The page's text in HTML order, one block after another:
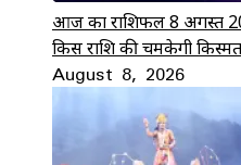
आज का राशिफल 8 अगस्त
किस राशि की चमकेगी किस्मत
August 8, 2026